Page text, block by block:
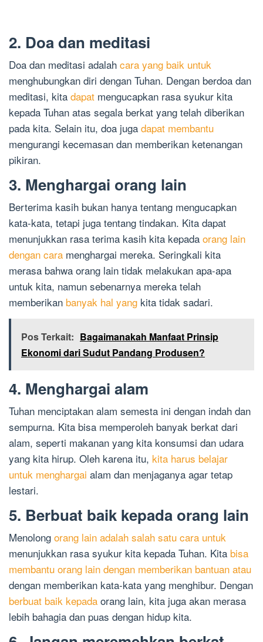
2. Doa dan meditasi
Doa dan meditasi adalah cara yang baik untuk
menghubungkan diri dengan Tuhan. Dengan berdoa dan
meditasi, kita dapat mengucapkan rasa syukur kita
kepada Tuhan atas segala berkat yang telah diberikan
pada kita. Selain itu, doa juga dapat membantu
mengurangi kecemasan dan memberikan ketenangan
pikiran.
3. Menghargai orang lain
Berterima kasih bukan hanya tentang mengucapkan
kata-kata, tetapi juga tentang tindakan. Kita dapat
menunjukkan rasa terima kasih kita kepada orang lain
dengan cara menghargai mereka. Seringkali kita
merasa bahwa orang lain tidak melakukan apa-apa
untuk kita, namun sebenarnya mereka telah
memberikan banyak hal yang kita tidak sadari.
Pos Terkait: Bagaimanakah Manfaat Prinsip
Ekonomi dari Sudut Pandang Produsen?
4. Menghargai alam
Tuhan menciptakan alam semesta ini dengan indah dan
sempurna. Kita bisa memperoleh banyak berkat dari
alam, seperti makanan yang kita konsumsi dan udara
yang kita hirup. Oleh karena itu, kita harus belajar
untuk menghargai alam dan menjaganya agar tetap
lestari.
5. Berbuat baik kepada orang lain
Menolong orang lain adalah salah satu cara untuk
menunjukkan rasa syukur kita kepada Tuhan. Kita bisa
membantu orang lain dengan memberikan bantuan atau
dengan memberikan kata-kata yang menghibur. Dengan
berbuat baik kepada orang lain, kita juga akan merasa
lebih bahagia dan puas dengan hidup kita.